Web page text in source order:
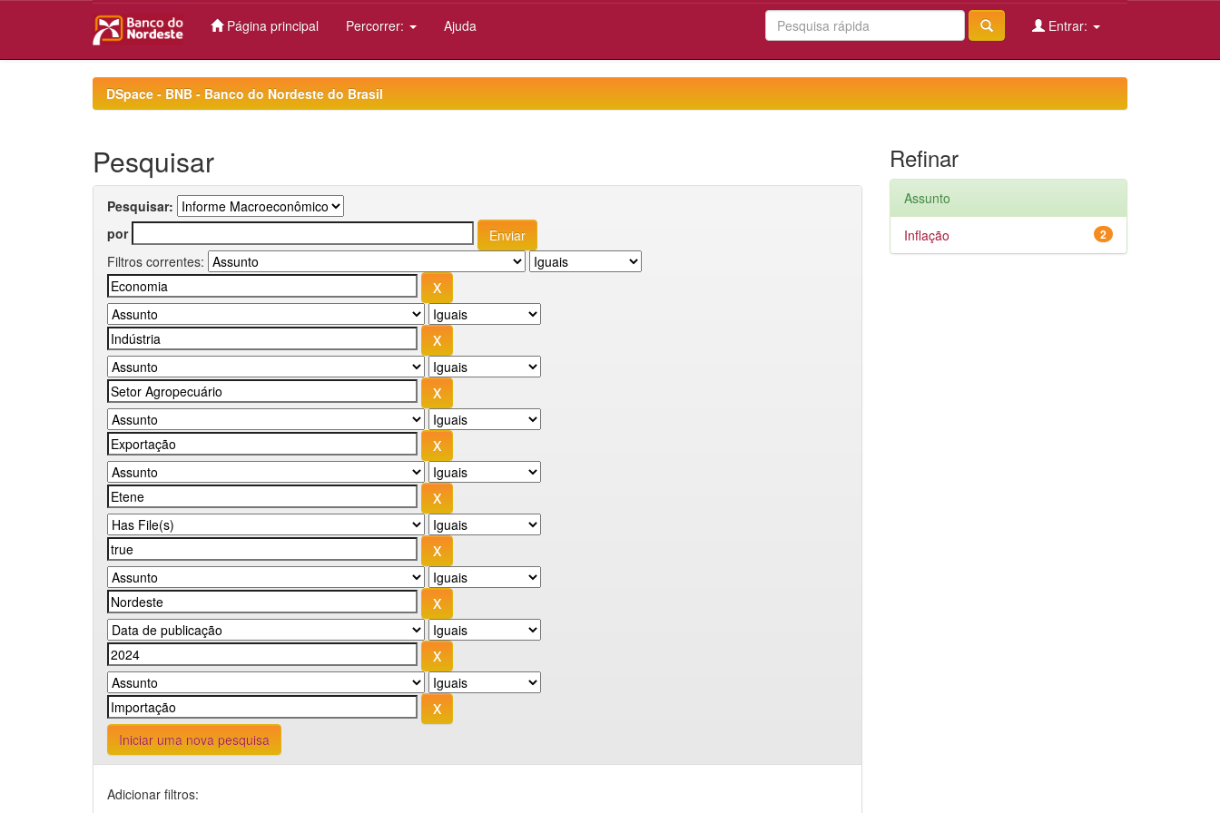
Página principal Percorrer: Ajuda Entrar:
DSpace - BNB - Banco do Nordeste do Brasil
Pesquisar
Pesquisar:
por
Filtros correntes:
Iniciar uma nova pesquisa
Adicionar filtros:
Refinar
Assunto
2
Inflação